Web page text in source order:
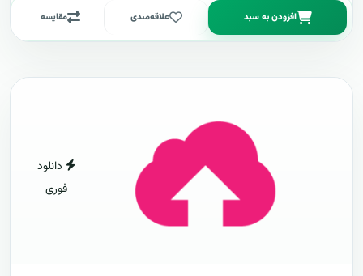
افزودن به سبد علاقه‌مندی مقایسه
دانلود
فوری